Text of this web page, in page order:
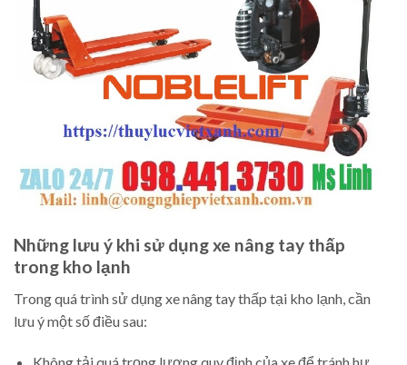
Những lưu ý khi sử dụng xe nâng tay thấp
trong kho lạnh
Trong quá trình sử dụng xe nâng tay thấp tại kho lạnh, cần
lưu ý một số điều sau: